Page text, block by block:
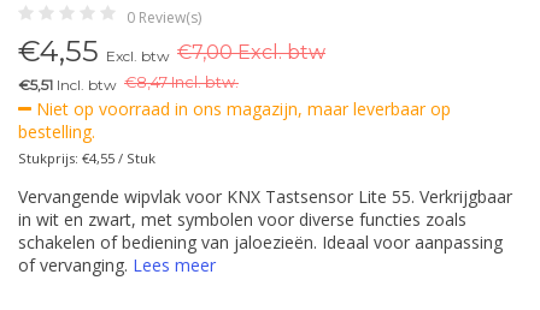
0 Review(s)
€4,55 Excl. btw €7,00 Excl. btw
€5,51 Incl. btw €8,47 Incl. btw.
Niet op voorraad in ons magazijn, maar leverbaar op
bestelling.
Stukprijs: €4,55 / Stuk
Vervangende wipvlak voor KNX Tastsensor Lite 55. Verkrijgbaar
in wit en zwart, met symbolen voor diverse functies zoals
schakelen of bediening van jaloezieën. Ideaal voor aanpassing
of vervanging. Lees meer